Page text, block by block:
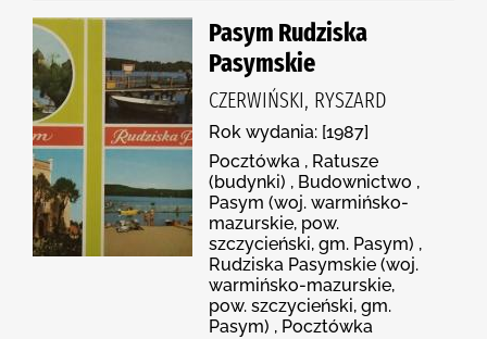
Pasym Rudziska
Pasymskie
CZERWIŃSKI, RYSZARD
Rok wydania: [1987]
Pocztówka , Ratusze
(budynki) , Budownictwo ,
Pasym (woj. warmińsko-
mazurskie, pow.
szczycieński, gm. Pasym) ,
Rudziska Pasymskie (woj.
warmińsko-mazurskie,
pow. szczycieński, gm.
Pasym) , Pocztówka